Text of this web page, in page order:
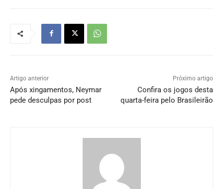
Artigo anterior
Após xingamentos, Neymar
pede desculpas por post
Próximo artigo
Confira os jogos desta
quarta-feira pelo Brasileirão